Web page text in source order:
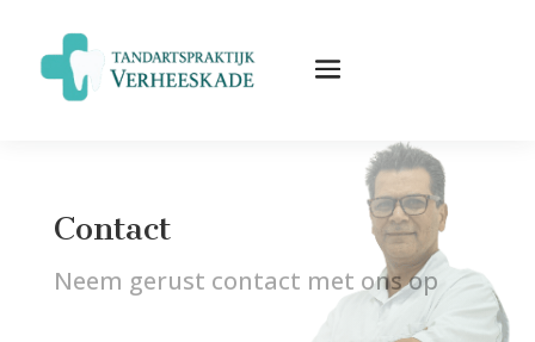
Contact
Neem gerust contact met ons op